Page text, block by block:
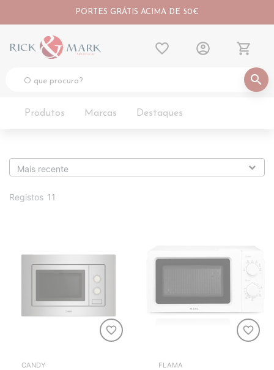
PORTES GRÁTIS ACIMA DE 50€
search
favorite_border account_circle shopping_cart
Produtos Marcas Destaques
Registos 11
favorite_border
CANDY
favorite_border
FLAMA